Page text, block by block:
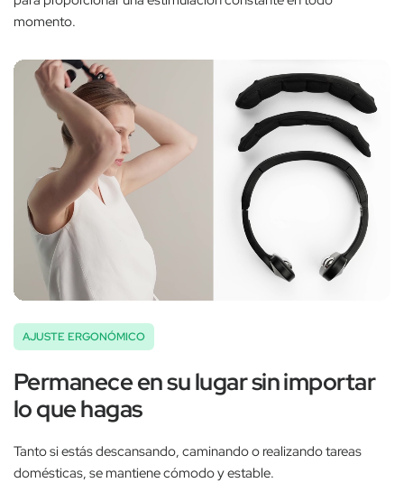
momento.
AJUSTE ERGONÓMICO
Permanece en su lugar sin importar
lo que hagas
Tanto si estás descansando, caminando o realizando tareas
domésticas, se mantiene cómodo y estable.